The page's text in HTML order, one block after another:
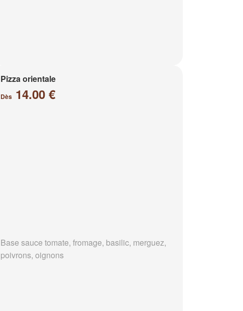
Pizza orientale
Dès 14.00 €
Base sauce tomate, fromage, basilic, merguez,
poivrons, oignons